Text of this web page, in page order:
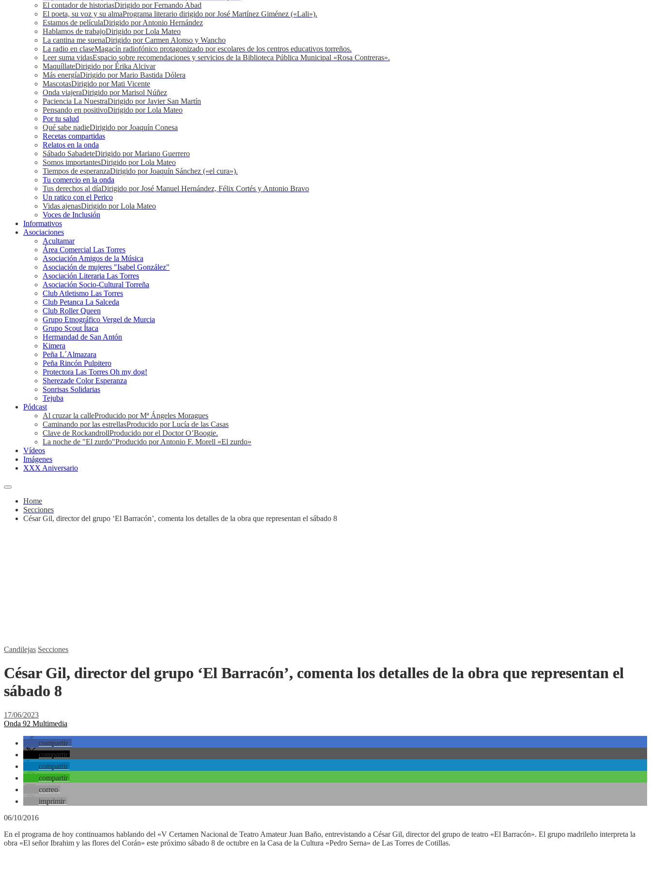
El contador de historiasDirigido por Fernando Abad
El poeta, su voz y su almaPrograma literario dirigido por José Martínez Giménez («Lali»).
Estamos de películaDirigido por Antonio Hernández
Hablamos de trabajoDirigido por Lola Mateo
La cantina me suenaDirigido por Carmen Alonso y Wancho
La radio en claseMagacín radiofónico protagonizado por escolares de los centros educativos torreños.
Leer suma vidasEspacio sobre recomendaciones y servicios de la Biblioteca Pública Municipal «Rosa Contreras».
MaquíllateDirigido por Érika Alcivar
Más energíaDirigido por Mario Bastida Dólera
MascotasDirigido por Mati Vicente
Onda viajeraDirigido por Marisol Núñez
Paciencia La NuestraDirigido por Javier San Martín
Pensando en positivoDirigido por Lola Mateo
Por tu salud
Qué sabe nadieDirigido por Joaquín Conesa
Recetas compartidas
Relatos en la onda
Sábado SabadeteDirigido por Mariano Guerrero
Somos importantesDirigido por Lola Mateo
Tiempos de esperanzaDirigido por Joaquín Sánchez («el cura»).
Tu comercio en la onda
Tus derechos al díaDirigido por José Manuel Hernández, Félix Cortés y Antonio Bravo
Un ratico con el Perico
Vidas ajenasDirigido por Lola Mateo
Voces de Inclusión
Informativos
Asociaciones
Acultamar
Área Comercial Las Torres
Asociación Amigos de la Música
Asociación de mujeres "Isabel González"
Asociación Literaria Las Torres
Asociación Socio-Cultural Torreña
Club Atletismo Las Torres
Club Petanca La Salceda
Club Roller Queen
Grupo Etnográfico Vergel de Murcia
Grupo Scout Ítaca
Hermandad de San Antón
Kimera
Peña L´Almazara
Peña Rincón Pulpitero
Protectora Las Torres Oh my dog!
Sherezade Color Esperanza
Sonrisas Solidarias
Tejuba
Pódcast
Al cruzar la calleProducido por Mª Ángeles Moragues
Caminando por las estrellasProducido por Lucía de las Casas
Clave de RockandrollProducido por el Doctor O’Boogie.
La noche de "El zurdo"Producido por Antonio F. Morell «El zurdo»
Vídeos
Imágenes
XXX Aniversario
Home
Secciones
César Gil, director del grupo ‘El Barracón’, comenta los detalles de la obra que representan el sábado 8
Candilejas Secciones
César Gil, director del grupo ‘El Barracón’, comenta los detalles de la obra que representan el
sábado 8
17/06/2023
Onda 92 Multimedia
compartir
compartir
compartir
compartir
correo
imprimir
06/10/2016
En el programa de hoy continuamos hablando del «V Certamen Nacional de Teatro Amateur Juan Baño, entrevistando a César Gil, director del grupo de teatro «El Barracón». El grupo madrileño interpreta la
obra «El señor Ibrahim y las flores del Corán» este próximo sábado 8 de octubre en la Casa de la Cultura «Pedro Serna» de Las Torres de Cotillas.